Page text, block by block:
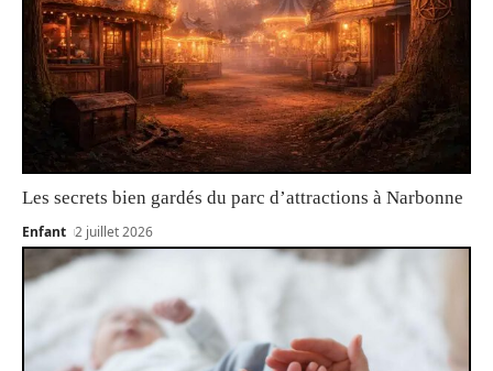
Les secrets bien gardés du parc d’attractions à Narbonne
Enfant 2 juillet 2026